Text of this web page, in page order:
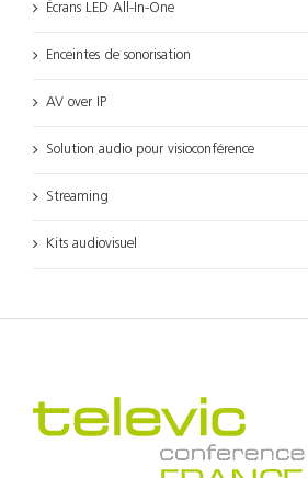
Écrans LED All-In-One
Enceintes de sonorisation
AV over IP
Solution audio pour visioconférence
Streaming
Kits audiovisuel